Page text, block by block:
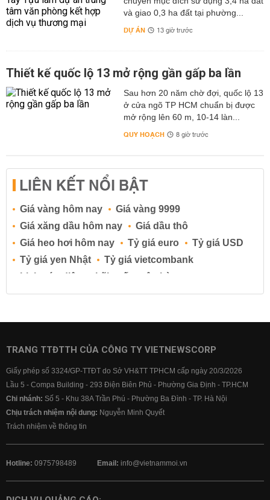
và giao 0,3 ha đất tại phường...
DỰ ÁN 13 giờ trước
Thiết kế quốc lộ 13 mở rộng gần gấp ba lần
Sau hơn 20 năm chờ đợi, quốc lộ 13
ở cửa ngõ TP HCM chuẩn bị được
mở rộng lên 60 m, 10-14 làn...
QUY HOẠCH 8 giờ trước
LIÊN KẾT NỔI BẬT
Giá vàng hôm nay
Giá vàng 9999
Giá xăng dầu hôm nay
Giá dầu thô
Giá heo hơi hôm nay
Tỷ giá euro
Tỷ giá USD
Tỷ giá yen Nhật
Tỷ giá vietcombank
Lịch cúp điện
Lãi suất ngân hàng
Lãi suất tiết kiệm
Lãi suất tiền gửi
Lãi suất ngân hàng BIDV
Lãi suất ngân hàng Vietcombank
TRANG TTĐTTH CỦA CÔNG TY VIETNEWSCORP
Giấy phép số 3324/GP-TTĐT do Sở VH&TT TPHCM cấp ngày 20/3/2026
Lầu 5 - Compa Building - 293 Điện Biên Phủ - Phường Gia Định - TP.HCM
Chi nhánh: Số 5 - Khu 38A Trần Phú - Phường Ba Đình - TP. Hà Nội
Chịu trách nhiệm nội dung: Nguyễn Minh Quyết
Trách nhiệm về thông tin
Hotline: 0975798489 Email: info@vietnammoi.vn